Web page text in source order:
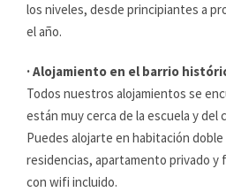
los niveles, desde principiantes a
el año.
· Alojamiento en el barrio
Todos nuestros alojamientos se
están muy cerca de la escuela y del
Puedes alojarte en habitación doble
residencias, apartamento privado y
con wifi incluido.